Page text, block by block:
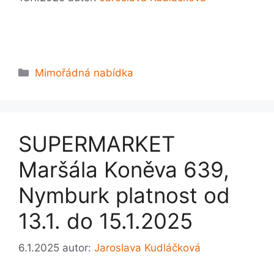
Rubriky
Mimořádná nabídka
SUPERMARKET
Maršála Koněva 639,
Nymburk platnost od
13.1. do 15.1.2025
6.1.2025 autor: Jaroslava Kudláčková